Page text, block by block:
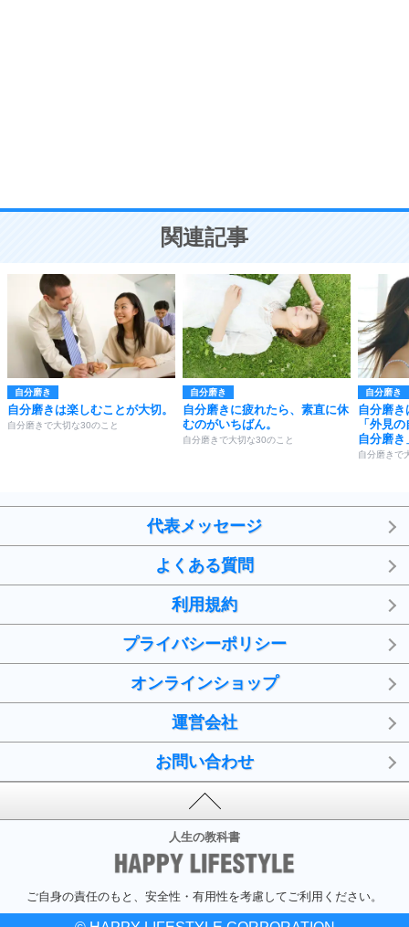
ことが大切。
関連記事
自分磨き
自分磨きは楽しむことが大切。
自分磨きで大切な30のこと
自分磨き
自分磨きに疲れたら、素直に休
むのがいちばん。
自分磨きで大切な30のこと
自分磨き
自分磨き
「外見
自分磨き
自分磨きで
代表メッセージ
よくある質問
利用規約
プライバシーポリシー
オンラインショップ
運営会社
お問い合わせ
人生の教科書
ご自身の責任のもと、安全性・有用性を考慮してご利用ください。